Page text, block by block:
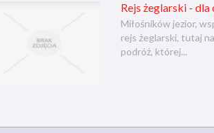
Rejs żeglarski -
Miłośników jezior,
rejs żeglarski, tutaj
podróż, której...